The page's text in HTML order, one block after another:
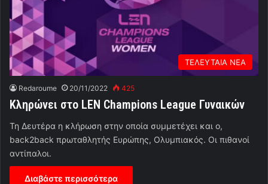
ΤΕΛΕΥΤΑΙΑ ΝΕΑ
Redaroume 20/11/2022 425
Κληρώνει στο LEN Champions League Γυναικών
Τη Δευτέρα η κλήρωση στην οποία συμμετέχει και ο,
back2back πρωταθλητής Ευρώπης, Ολυμπιακός. Οι πιθανοί
αντίπαλοι.
Διαβάστε περισσότερα